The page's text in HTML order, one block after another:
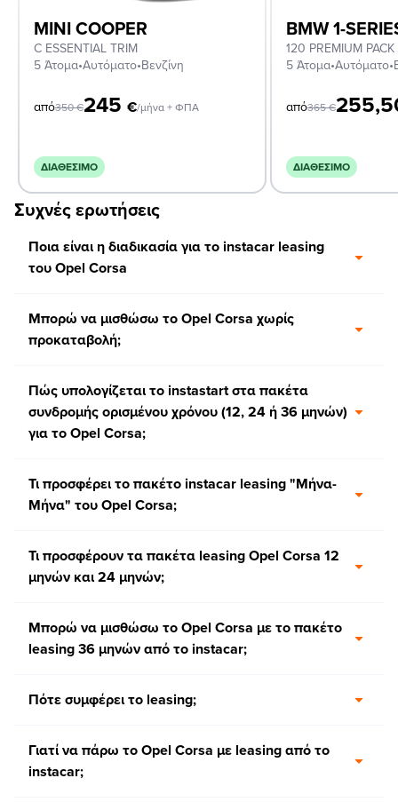
MINI COOPER
C ESSENTIAL TRIM
5 Άτομα•Αυτόματο•Βενζίνη
από350€245 €/μήνα + ΦΠΑ
ΔΙΑΘΈΣΙΜΟ
BMW 1-
120 PREMIUM PACK
5 Άτομα•Αυτόματο•
από365€
ΔΙΑΘΈΣΙΜΟ
Συχνές ερωτήσεις
Ποια είναι η διαδικασία για το instacar leasing
του Opel Corsa
Μπορώ να μισθώσω το Opel Corsa χωρίς
προκαταβολή;
Πώς υπολογίζεται το instastart στα πακέτα
συνδρομής ορισμένου χρόνου (12, 24 ή 36 μηνών)
για το Opel Corsa;
Τι προσφέρει το πακέτο instacar leasing "Μήνα-
Μήνα" του Opel Corsa;
Τι προσφέρουν τα πακέτα leasing Opel Corsa 12
μηνών και 24 μηνών;
Μπορώ να μισθώσω το Opel Corsa με το πακέτο
leasing 36 μηνών από το instacar;
Πότε συμφέρει το leasing;
Γιατί να πάρω το Opel Corsa με leasing από το
instacar;